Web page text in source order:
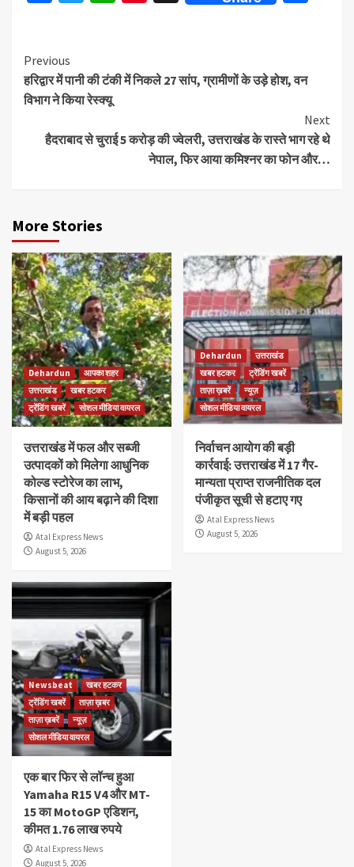
Continue
Reading
Previous
हरिद्वार में पानी की टंकी में निकले 27 सांप, ग्रामीणों के उड़े होश, वन
विभाग ने किया रेस्क्यू
Next
हैदराबाद से चुराई 5 करोड़ की ज्वेलरी, उत्तराखंड के रास्ते भाग रहे थे
नेपाल, फिर आया कमिश्नर का फोन और…
More Stories
Dehardun
आपका शहर
उत्तराखंड
खबर हटकर
ट्रेंडिंग खबरें
सोशल मीडिया वायरल
उत्तराखंड में फल और सब्जी
उत्पादकों को मिलेगा आधुनिक
कोल्ड स्टोरेज का लाभ,
किसानों की आय बढ़ाने की दिशा
में बड़ी पहल
Atal Express News
August 5, 2026
Dehardun
उत्तराखंड
खबर हटकर
ट्रेंडिंग खबरें
ताज़ा ख़बरें
न्यूज़
सोशल मीडिया वायरल
निर्वाचन आयोग की बड़ी
कार्रवाई: उत्तराखंड में 17 गैर-
मान्यता प्राप्त राजनीतिक दल
पंजीकृत सूची से हटाए गए
Atal Express News
August 5, 2026
Newsbeat
खबर हटकर
ट्रेंडिंग खबरें
ताज़ा ख़बर
ताज़ा ख़बरें
न्यूज़
सोशल मीडिया वायरल
एक बार फिर से लॉन्च हुआ
Yamaha R15 V4 और MT-
15 का MotoGP एडिशन,
कीमत 1.76 लाख रुपये
Atal Express News
August 5, 2026